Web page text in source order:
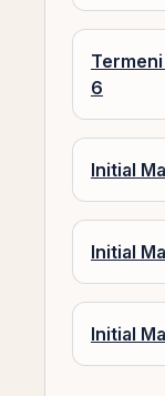
6
Initial
Initial
Initial